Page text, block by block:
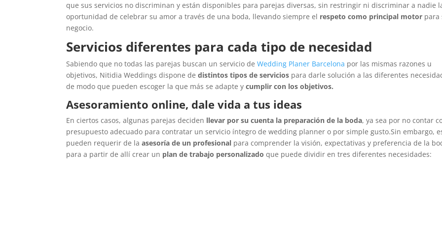
que sus servicios no discriminan y están disponibles para parejas diversas, sin restringir ni discriminar a nadie
oportunidad de celebrar su amor a través de una boda, llevando siempre el respeto como principal motor para
negocio.
Servicios diferentes para cada tipo de necesidad
Sabiendo que no todas las parejas buscan un servicio deWedding Planer Barcelona por las mismas razones u
objetivos, Nitidia Weddings dispone dedistintos tipos de servicios para darle solución a las diferentes
de modo que pueden escoger la que más se adapte ycumplir con los objetivos.
Asesoramiento online, dale vida a tus ideas
En ciertos casos, algunas parejas deciden llevar por su cuenta la preparación de la boda, ya sea por no contar
presupuesto adecuado para contratar un servicio íntegro de wedding planner o por simple gusto.Sin embargo,
pueden requerir de laasesoría de un profesional para comprender la visión, expectativas y preferencia de la
para a partir de allí crear un plan de trabajo personalizado que puede dividir en tres diferentes necesidades: